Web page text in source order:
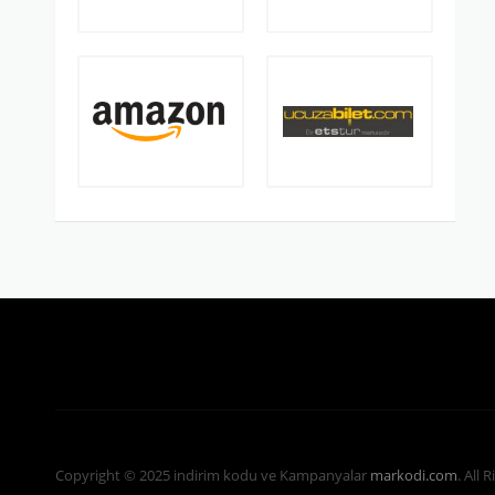
Copyright © 2025 indirim kodu ve Kampanyalar markodi.com. All